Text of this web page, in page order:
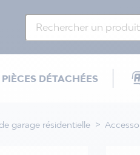
PIÈCES DÉTACHÉES
garage résidentielle